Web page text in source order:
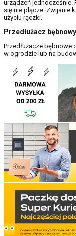
urządzeń jednocześnie.
się nie plącze. Zwijanie
użyciu rączki.
Przedłużacz
Przedłużacze
w ogrodzie lub na